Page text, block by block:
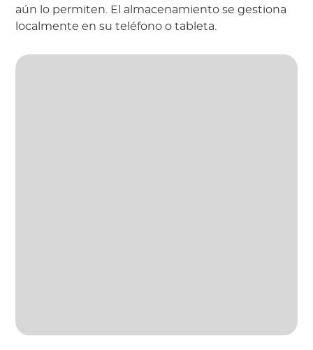
aún lo permiten. El almacenamiento se gestiona
localmente en su teléfono o tableta.